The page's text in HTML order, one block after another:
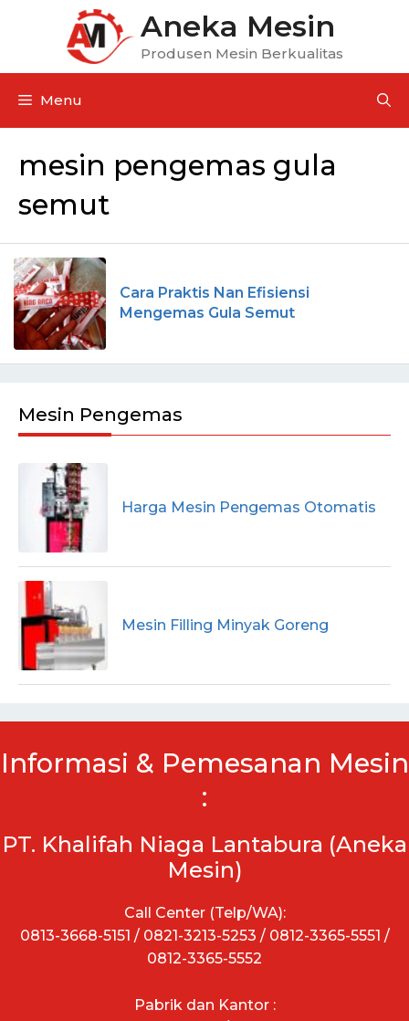
Aneka Mesin
Produsen Mesin Berkualitas
Menu
mesin pengemas gula
semut
Cara Praktis Nan Efisiensi
Mengemas Gula Semut
Mesin Pengemas
Harga Mesin Pengemas Otomatis
Mesin Filling Minyak Goreng
Informasi & Pemesanan Mesin
:
PT. Khalifah Niaga Lantabura (Aneka
Mesin)
Call Center (Telp/WA):
0813-3668-5151 / 0821-3213-5253 / 0812-3365-5551 /
0812-3365-5552
Pabrik dan Kantor :